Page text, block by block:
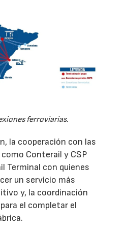
ferroviarias.
la cooperación con las
Conterail y CSP
Terminal con quienes
un servicio más
y, la coordinación
el completar el